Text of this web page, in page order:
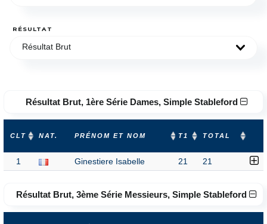
RÉSULTAT
Résultat Brut
Résultat Brut, 1ère Série Dames, Simple Stableford
CLT NAT. PRÉNOM ET NOM T1 TOTAL
1 Ginestiere Isabelle 21 21
Résultat Brut, 3ème Série Messieurs, Simple Stableford